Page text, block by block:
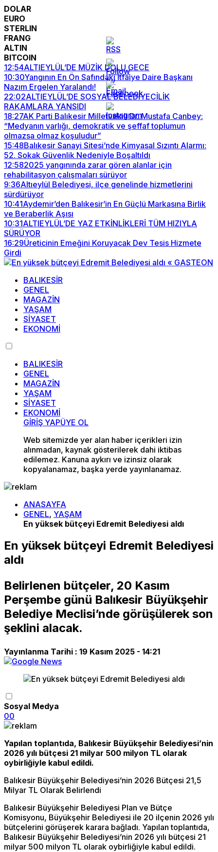
DOLAR
EURO
STERLIN
FRANG
ALTIN
BITCOIN
12:54ALTIEYLÜL’DE MÜZİK DOLU GECE
10:30Yangının En Ön Safındaki İtfaiye Daire Başkanı
Nazım Ergelen Yaralandı!
22:02ALTIEYLÜL’DE SOSYAL BELEDİYECİLİK
RAKAMLARA YANSIDI
18:27AK Parti Balıkesir Milletvekili Dr. Mustafa Canbey:
“Medyanın varlığı, demokratik ve şeffaf toplumun
olmazsa olmaz koşuludur”
15:48Balıkesir Sanayi Sitesi’nde Kimyasal Sızıntı Alarmı:
52. Sokak Güvenlik Nedeniyle Boşaltıldı
12:582025 yangınında zarar gören alanlar için
rehabilitasyon çalışmaları sürüyor
9:36Altıeylül Belediyesi, ilçe genelinde hizmetlerini
sürdürüyor
10:41Aydemir’den Balıkesir’in En Güçlü Markasına Birlik
ve Beraberlik Aşısı
10:31ALTIEYLÜL’DE YAZ ETKİNLİKLERİ TÜM HIZIYLA
SÜRÜYOR
16:29Üreticinin Emeğini Koruyacak Dev Tesis Hizmete
Girdi
BALIKESİR
GENEL
MAGAZİN
YAŞAM
SİYASET
EKONOMİ
BALIKESİR
GENEL
MAGAZİN
YAŞAM
SİYASET
EKONOMİ
GİRİŞ YAPÜYE OL
Web sitemizde yer alan haber içerikleri izin
alınmadan, kaynak gösterilerek dahi iktibas
edilemez. Kanuna aykırı ve izinsiz olarak
kopyalanamaz, başka yerde yayınlanamaz.
ANASAYFA
GENEL, YAŞAM
En yüksek bütçeyi Edremit Belediyesi aldı
En yüksek bütçeyi Edremit Belediyesi
aldı
Belirlenen bütçeler, 20 Kasım
Perşembe günü Balıkesir Büyükşehir
Belediye Meclisi’nde görüşülerek son
şeklini alacak.
Yayınlanma Tarihi : 19 Kasım 2025 - 14:21
Sosyal Medya
00
Yapılan toplantıda, Balıkesir Büyükşehir Belediyesi’nin
2026 yılı bütçesi 21 milyar 500 milyon TL olarak
oybirliğiyle kabul edildi.
Balıkesir Büyükşehir Belediyesi’nin 2026 Bütçesi 21,5
Milyar TL Olarak Belirlendi
Balıkesir Büyükşehir Belediyesi Plan ve Bütçe
Komisyonu, Büyükşehir Belediyesi ile 20 ilçenin 2026 yılı
bütçelerini görüşerek karara bağladı. Yapılan toplantıda,
Balıkesir Büyükşehir Belediyesi’nin 2026 yılı bütçesi 21
milyar 500 milyon TL olarak oybirliğiyle kabul edildi.